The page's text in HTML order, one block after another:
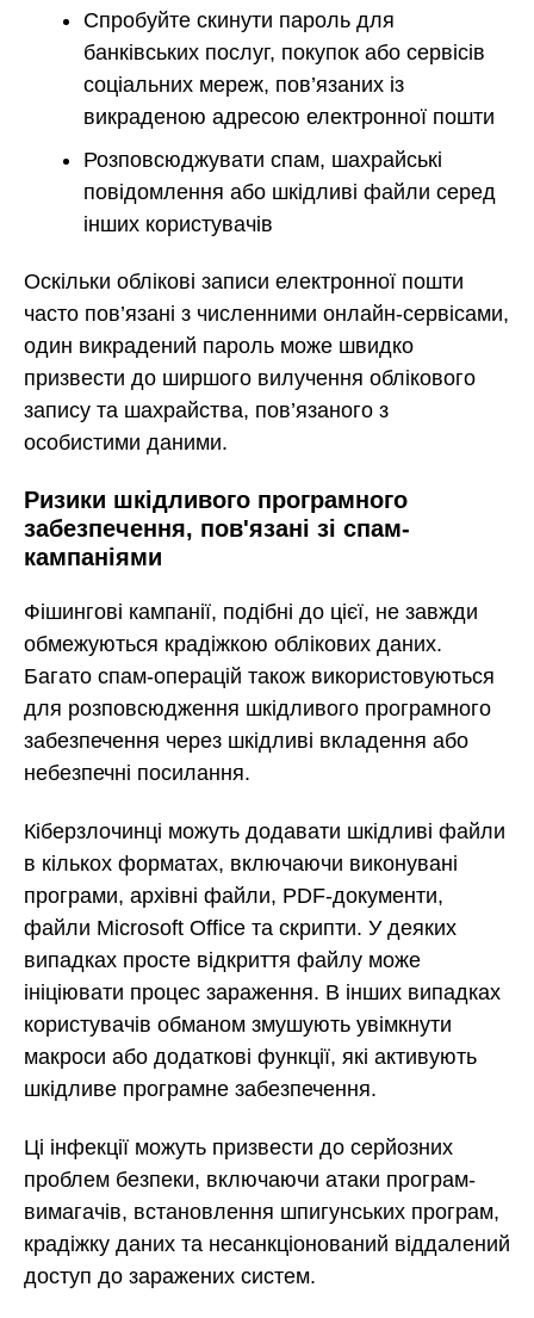
Спробуйте скинути пароль для
банківських послуг, покупок або сервісів
соціальних мереж, пов’язаних із
викраденою адресою електронної пошти
Розповсюджувати спам, шахрайські
повідомлення або шкідливі файли серед
інших користувачів
Оскільки облікові записи електронної пошти
часто пов’язані з численними онлайн-сервісами,
один викрадений пароль може швидко
призвести до ширшого вилучення облікового
запису та шахрайства, пов’язаного з
особистими даними.
Ризики шкідливого програмного
забезпечення, пов'язані зі спам-
кампаніями
Фішингові кампанії, подібні до цієї, не завжди
обмежуються крадіжкою облікових даних.
Багато спам-операцій також використовуються
для розповсюдження шкідливого програмного
забезпечення через шкідливі вкладення або
небезпечні посилання.
Кіберзлочинці можуть додавати шкідливі файли
в кількох форматах, включаючи виконувані
програми, архівні файли, PDF-документи,
файли Microsoft Office та скрипти. У деяких
випадках просте відкриття файлу може
ініціювати процес зараження. В інших випадках
користувачів обманом змушують увімкнути
макроси або додаткові функції, які активують
шкідливе програмне забезпечення.
Ці інфекції можуть призвести до серйозних
проблем безпеки, включаючи атаки програм-
вимагачів, встановлення шпигунських програм,
крадіжку даних та несанкціонований віддалений
доступ до заражених систем.